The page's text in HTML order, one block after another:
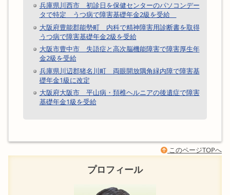
兵庫県川西市 初診日を保健センターのパソコンデー
タで特定 うつ病で障害基礎年金2級を受給
大阪府豊能郡能勢町 内科で精神障害用診断書を取得
うつ病で障害基礎年金2級を受給
大阪市豊中市 失語症と高次脳機能障害で障害厚生年
金2級を受給
兵庫県川辺郡猪名川町 両眼開放隅角緑内障で障害基
礎年金1級に改定
大阪府大阪市 平山病・頚椎ヘルニアの後遺症で障害
基礎年金1級を受給
このページTOPへ
プロフィール